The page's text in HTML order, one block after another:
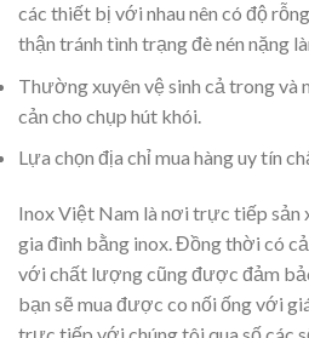
các thiết bị với nhau nên có độ
thận tránh tình trạng đè nén nặng
Thường xuyên vệ sinh cả trong và
cản cho chụp hút khói.
Lựa chọn địa chỉ mua hàng uy tín
Inox Việt Nam là nơi trực tiếp sản
gia đình bằng inox. Đồng thời có
với chất lượng cũng được đảm
bạn sẽ mua được co nối ống với